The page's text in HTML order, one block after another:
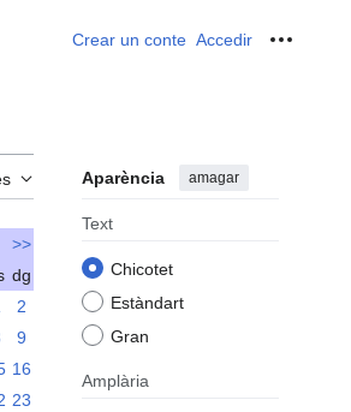
Crear un conte Accedir
Aparència amagar
Text
Chicotet
Estàndart
Gran
Amplària
>>
dg
2
9
16
23